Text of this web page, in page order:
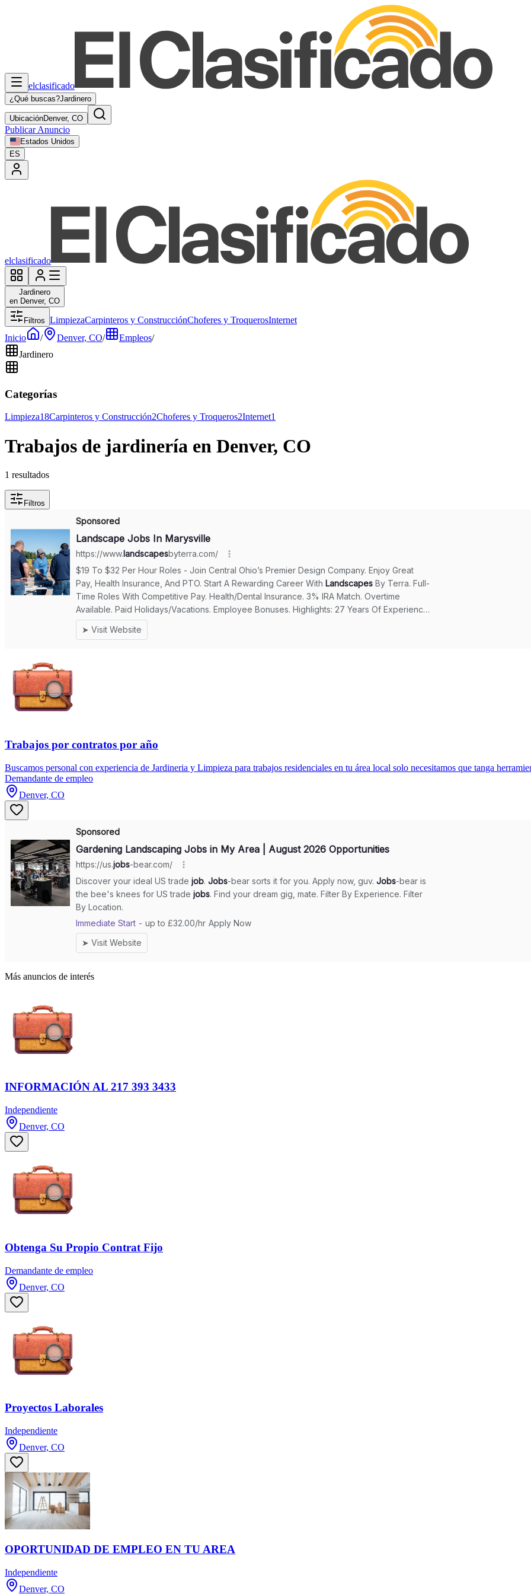
elclasificado
¿Qué buscas?Jardinero
UbicaciónDenver, CO
Publicar Anuncio
Estados Unidos
ES
elclasificado
Jardinero
en Denver, CO
Filtros LimpiezaCarpinteros y ConstrucciónChoferes y TroquerosInternet
Inicio
/ Denver, CO/ Empleos/
Jardinero
Categorías
Limpieza18Carpinteros y Construcción2Choferes y Troqueros2Internet1
Trabajos de jardinería en Denver, CO
1 resultados
Filtros
Trabajos por contratos por año
Buscamos personal con experiencia de Jardineria y Limpieza para trabajos residenciales en tu área local solo necesitamos que tanga
Demandante de empleo
Denver, CO
Más anuncios de interés
INFORMACIÓN AL 217 393 3433
Independiente
Denver, CO
Obtenga Su Propio Contrat Fijo
Demandante de empleo
Denver, CO
Proyectos Laborales
Independiente
Denver, CO
OPORTUNIDAD DE EMPLEO EN TU AREA
Independiente
Denver, CO